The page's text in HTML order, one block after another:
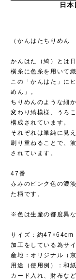
日
（かんはたちりめん
かんはた（綺）とは
横糸に色糸を用いて
この「かんはた」に
めん」。
ちりめんのような細
変わり縞模様、うろ
構成されています。
それぞれは単純に見
刷り重ねることで、
されています。
47番
赤みのピンク色の濃
た柄です。
※色は生産の都度異な
サイズ：約47×64cm
加工をしている為サ
産地：オリジナル（京
用途（使用例）：和
カード入れ、財布な